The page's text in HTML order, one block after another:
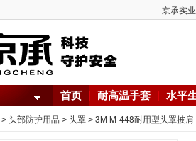
京承实
首页 耐高温手套 水平
> 头部防护用品 > 头罩 > 3M M-448耐用型头罩披肩